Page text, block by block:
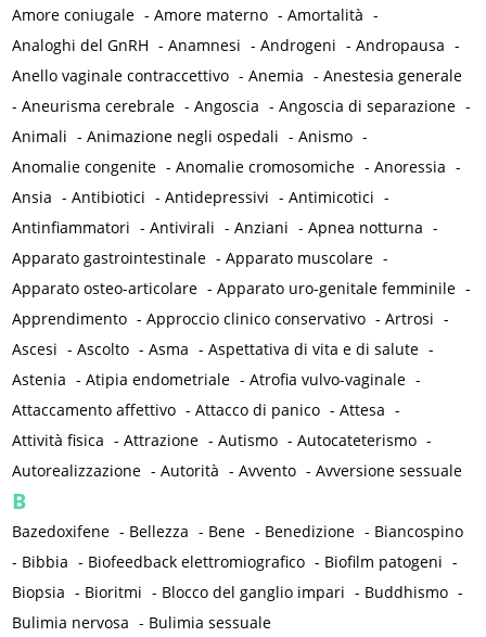
Amore coniugale -Amore materno -Amortalità -
Analoghi del GnRH -Anamnesi -Androgeni -Andropausa -
Anello vaginale contraccettivo -Anemia -Anestesia generale
-Aneurisma cerebrale -Angoscia -Angoscia di separazione -
Animali -Animazione negli ospedali -Anismo -
Anomalie congenite -Anomalie cromosomiche -Anoressia -
Ansia -Antibiotici -Antidepressivi -Antimicotici -
Antinfiammatori -Antivirali -Anziani -Apnea notturna -
Apparato gastrointestinale -Apparato muscolare -
Apparato osteo-articolare -Apparato uro-genitale femminile -
Apprendimento -Approccio clinico conservativo -Artrosi -
Ascesi -Ascolto -Asma -Aspettativa di vita e di salute -
Astenia -Atipia endometriale -Atrofia vulvo-vaginale -
Attaccamento affettivo -Attacco di panico -Attesa -
Attività fisica -Attrazione -Autismo -Autocateterismo -
Autorealizzazione -Autorità -Avvento -Avversione sessuale
B
Bazedoxifene - Bellezza - Bene - Benedizione - Biancospino
- Bibbia - Biofeedback elettromiografico - Biofilm patogeni -
Biopsia - Bioritmi - Blocco del ganglio impari - Buddhismo -
Bulimia nervosa - Bulimia sessuale